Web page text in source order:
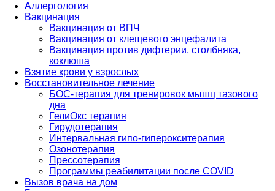
Аллергология
Вакцинация
Вакцинация от ВПЧ
Вакцинация от клещевого энцефалита
Вакцинация против дифтерии, столбняка,
коклюша
Взятие крови у взрослых
Восстановительное лечение
БОС-терапия для тренировок мышц тазового
дна
ГелиОкс терапия
Гирудотерапия
Интервальная гипо-гиперокситерапия
Озонотерапия
Прессотерапия
Программы реабилитации после СOVID
Вызов врача на дом